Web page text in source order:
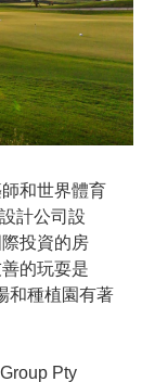
和世界體育
計公司設
投資的房
的玩耍是
和種植園有著
Pty